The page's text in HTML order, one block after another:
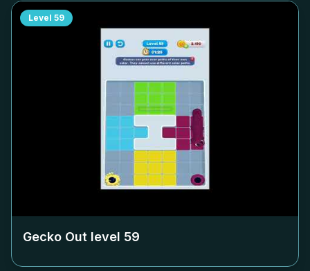
Level 59
Gecko Out level 59